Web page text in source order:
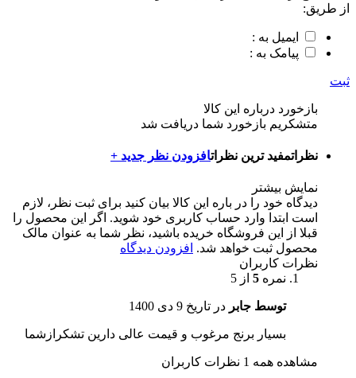
از طریق:
ایمیل به :
پیامک به :
ثبت
بازخورد درباره این کالا
متشکریم بازخورد شما دریافت شد
نظراتمفید ترین نظراتافزودن نظر جدید +
نمایش بیشتر
دیدگاه خود را در باره این کالا بیان کنید برای ثبت نظر، لازم
است ابتدا وارد حساب کاربری خود شوید. اگر این محصول را
قبلا از این فروشگاه خریده باشید، نظر شما به عنوان مالک
محصول ثبت خواهد شد. افزودن دیدگاه
نظرات کاربران
نمره 5 از 5
توسط جابر در تاریخ 9 دی 1400
بسیار برنج مرغوب و قیمت عالی دارین تشکرازشما
مشاهده همه 1 نظرات کاربران